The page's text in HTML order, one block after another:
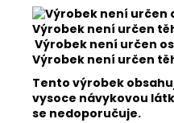
Výrobek není určen
Výrobek není určen
Tento výrobek
vysoce návykovou
se nedoporučuje.